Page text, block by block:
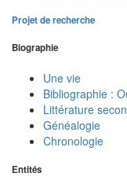
Projet de recherche
Biographie
Une vie
Bibliographie :
Littérature
Généalogie
Chronologie
Entités